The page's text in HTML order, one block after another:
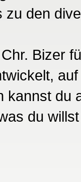
zu den
Bizer
kannst du
du willst